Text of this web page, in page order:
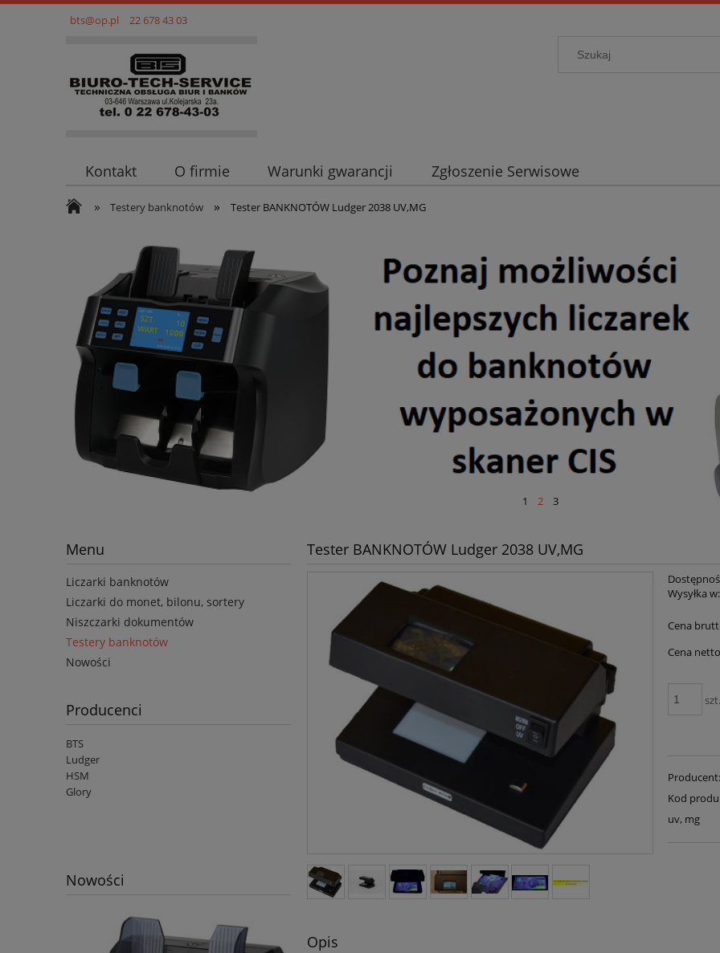
bts@op.pl 22 678 43 03
Kontakt O firmie Warunki gwarancji Zgłoszenie Serwisowe
» Testery banknotów » Tester BANKNOTÓW Ludger 2038 UV,MG
1 2 3
Menu
Liczarki banknotów
Liczarki do monet, bilonu, sortery
Niszczarki dokumentów
Testery banknotów
Nowości
Producenci
BTS
Ludger
HSM
Glory
Nowości
Tester BANKNOTÓW Ludger 2038 UV,MG
Wysyłka w:
Cena
Cena
Kod
uv, mg
Opis